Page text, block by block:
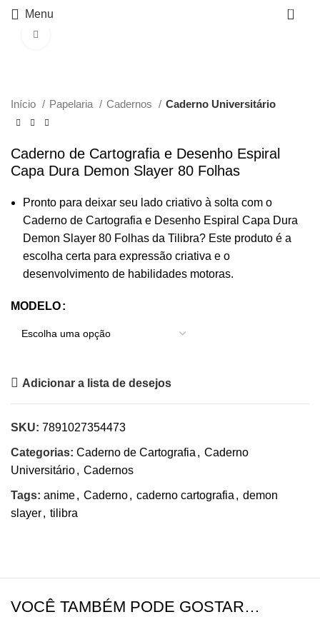
Menu 0
Início Papelaria Cadernos Caderno Universitário
Caderno de Cartografia e Desenho Espiral
Capa Dura Demon Slayer 80 Folhas
Pronto para deixar seu lado criativo à solta com o
Caderno de Cartografia e Desenho Espiral Capa Dura
Demon Slayer 80 Folhas da Tilibra? Este produto é a
escolha certa para expressão criativa e o
desenvolvimento de habilidades motoras.
MODELO
Adicionar a lista de desejos
SKU: 7891027354473
Categorias: Caderno de Cartografia , Caderno
Universitário, Cadernos
Tags: anime, Caderno, caderno cartografia , demon
slayer, tilibra
VOCÊ TAMBÉM PODE GOSTAR…